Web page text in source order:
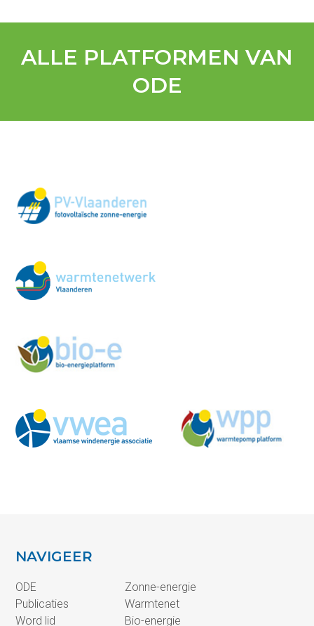
ALLE PLATFORMEN VAN
ODE
NAVIGEER
ODE
Publicaties
Word lid
Zonne-energie
Warmtenet
Bio-energie